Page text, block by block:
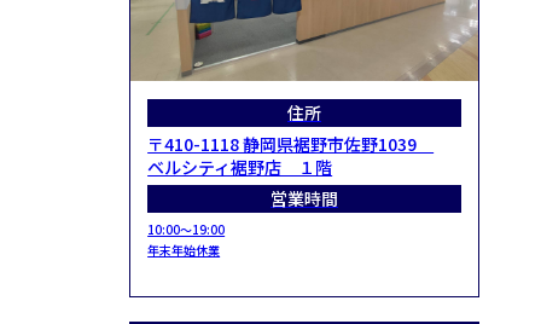
住所
〒410-1118 静岡県裾野市佐野1039
ベルシティ裾野店 １階
営業時間
10:00～19:00
年末年始休業